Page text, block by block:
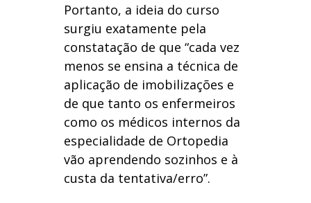
Portanto, a ideia do curso
surgiu exatamente pela
constatação de que “cada vez
menos se ensina a técnica de
aplicação de imobilizações e
de que tanto os enfermeiros
como os médicos internos da
especialidade de Ortopedia
vão aprendendo sozinhos e à
custa da tentativa/erro”.